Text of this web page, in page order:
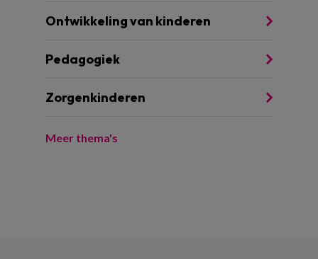
Ontwikkeling van kinderen
Pedagogiek
Zorgenkinderen
Meer thema's